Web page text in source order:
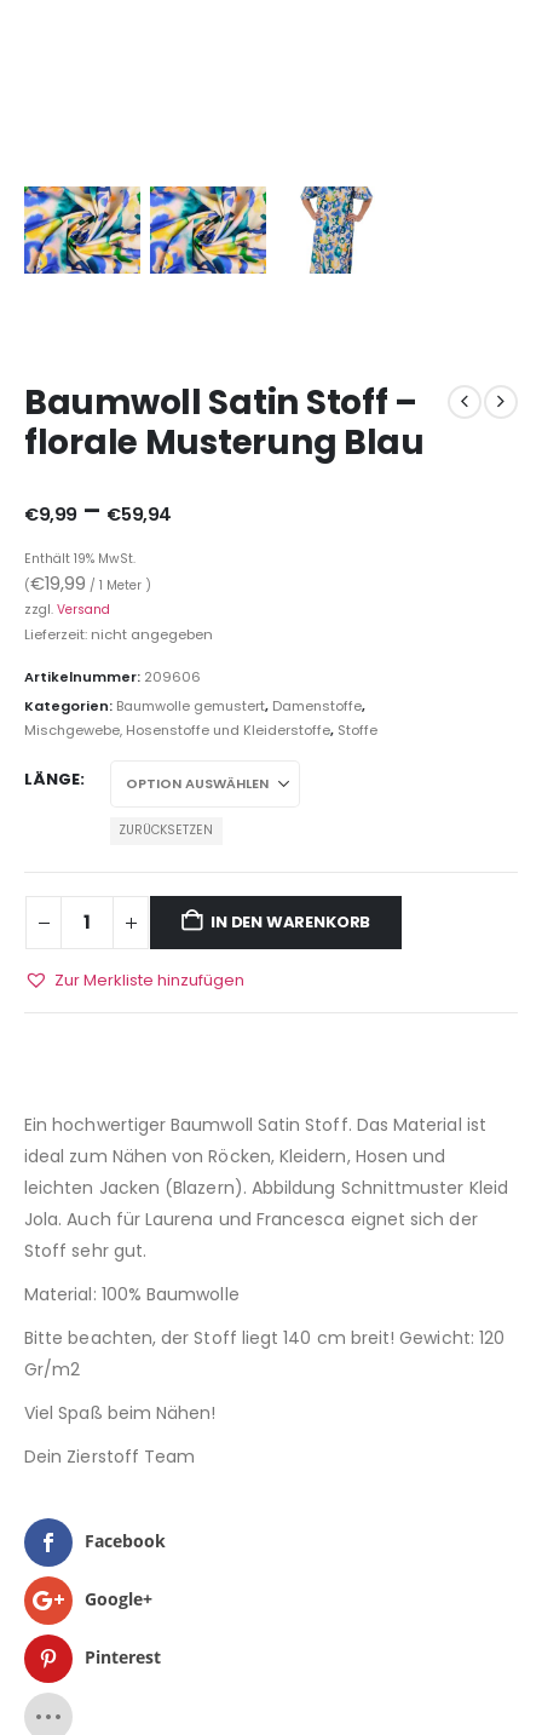
Baumwoll Satin Stoff –
florale Musterung Blau
€9,99 – €59,94
Enthält 19% MwSt.
(€19,99 / 1 Meter )
zzgl. Versand
Lieferzeit: nicht angegeben
Artikelnummer: 209606
Kategorien: Baumwolle gemustert, Damenstoffe,
Mischgewebe, Hosenstoffe und Kleiderstoffe, Stoffe
LÄNGE
ZURÜCKSETZEN
IN DEN WARENKORB
Zur Merkliste hinzufügen
Ein hochwertiger Baumwoll Satin Stoff. Das Material ist
ideal zum Nähen von Röcken, Kleidern, Hosen und
leichten Jacken (Blazern). Abbildung Schnittmuster Kleid
Jola. Auch für Laurena und Francesca eignet sich der
Stoff sehr gut.
Material: 100% Baumwolle
Bitte beachten, der Stoff liegt 140 cm breit! Gewicht: 120
Gr/m2
Viel Spaß beim Nähen!
Dein Zierstoff Team
Facebook
Google+
Pinterest